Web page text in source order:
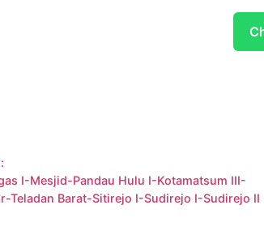
I-Mesjid-Pandau Hulu I-Kotamatsum III-
Teladan Barat-Sitirejo I-Sudirejo I-Sudirejo II